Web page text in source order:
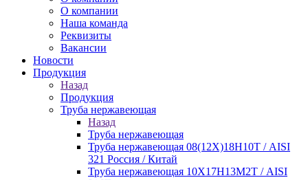
О компании
Наша команда
Реквизиты
Вакансии
Новости
Продукция
Назад
Продукция
Труба нержавеющая
Назад
Труба нержавеющая
Труба нержавеющая 08(12Х)18Н10Т / AISI
321 Россия / Китай
Труба нержавеющая 10Х17Н13М2Т / AISI